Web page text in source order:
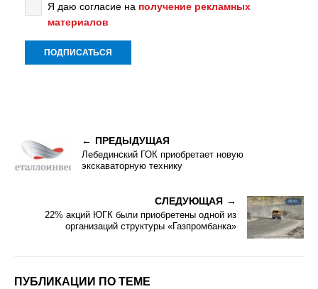
Я даю согласие на получение рекламных
материалов
ПРЕДЫДУЩАЯ
Лебединский ГОК приобретает новую
экскаваторную технику
СЛЕДУЮЩАЯ
22% акций ЮГК были приобретены одной из
организаций структуры «Газпромбанка»
ПУБЛИКАЦИИ ПО ТЕМЕ